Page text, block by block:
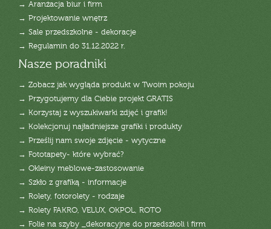
→ Aranżacja biur i firm
→ Projektowanie wnętrz
→ Sale przedszkolne - dekoracje
→ Regulamin do 31.12.2022 r.
Nasze poradniki
→ Zobacz jak wygląda produkt w Twoim pokoju
→ Przygotujemy dla Ciebie projekt GRATIS
→ Korzystaj z wyszukiwarki zdjęć i grafik!
→ Kolekcjonuj najładniejsze grafiki i produkty
→ Prześlij nam swoje zdjęcie - wytyczne
→ Fototapety- które wybrać?
→ Okleiny meblowe-zastosowanie
→ Szkło z grafiką - informacje
→ Rolety, fotorolety - rodzaje
→ Rolety FAKRO, VELUX, OKPOL, ROTO
→ Folie na szyby _dekoracyjne do przedszkoli i firm